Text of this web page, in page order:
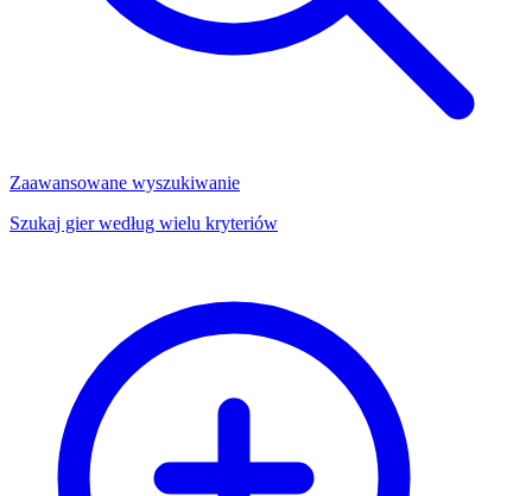
Zaawansowane wyszukiwanie
Szukaj gier według wielu kryteriów